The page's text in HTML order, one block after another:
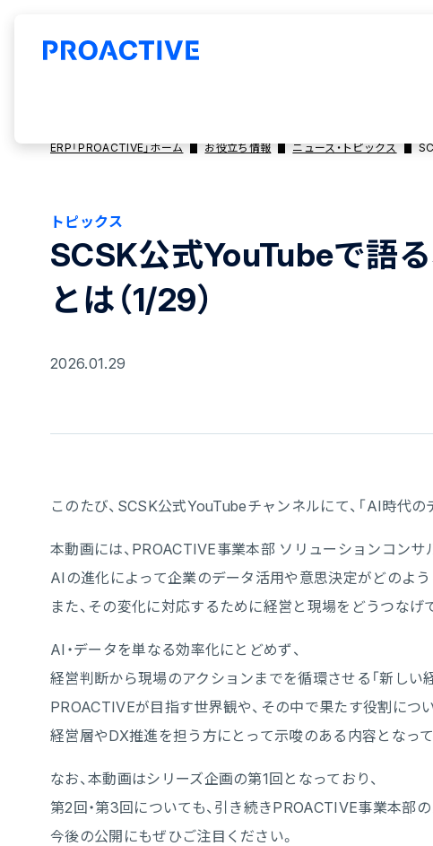
ERP「PROACTIVE」ホーム お役立ち情報 ニュース・トピックス
トピックス
SCSK公式YouTubeで語る
とは（1/29）
2026.01.29
このたび、SCSK公式YouTubeチャンネルにて、「AI時代
本動画には、PROACTIVE事業本部 ソリューションコンサ
AIの進化によって企業のデータ活用や意思決定がどのよう
また、その変化に対応するために経営と現場をどうつな
AI・データを単なる効率化にとどめず、
経営判断から現場のアクションまでを循環させる「新しい
PROACTIVEが目指す世界観や、その中で果たす役割につ
経営層やDX推進を担う方にとって示唆のある内容となって
なお、本動画はシリーズ企画の第1回となっており、
第2回・第3回についても、引き続きPROACTIVE事業本部
今後の公開にもぜひご注目ください。